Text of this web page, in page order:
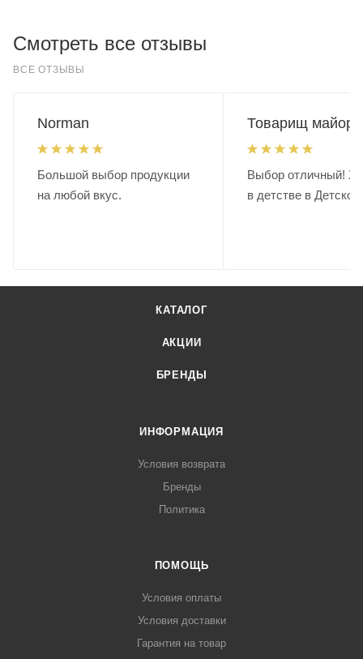
Смотреть все отзывы
ВСЕ ОТЗЫВЫ
Norman
Большой выбор продукции
на любой вкус.
Товарищ майор.
Выбор отличный!
в детстве в
КАТАЛОГ
АКЦИИ
БРЕНДЫ
ИНФОРМАЦИЯ
Условия возврата
Бренды
Политика
ПОМОЩЬ
Условия оплаты
Условия доставки
Гарантия на товар